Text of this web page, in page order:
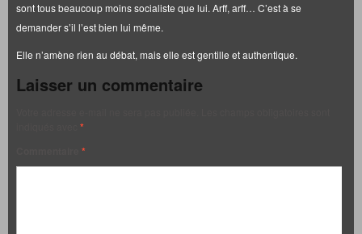
sont tous beaucoup moins socialiste que lui. Arff, arff… C’est à se
demander s’il l’est bien lui même.
Elle n’amène rien au débat, mais elle est gentille et authentique.
Laisser un commentaire
*
*